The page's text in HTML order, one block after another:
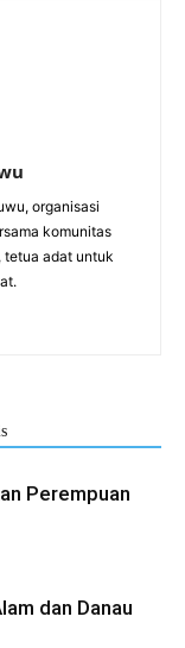
organisasi
komunitas
tetua adat untuk
Perempuan
dan Danau